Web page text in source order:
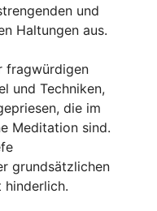
und
Haltungen aus.
fragwürdigen
und Techniken,
die im
Meditation sind.
grundsätzlichen
hinderlich.